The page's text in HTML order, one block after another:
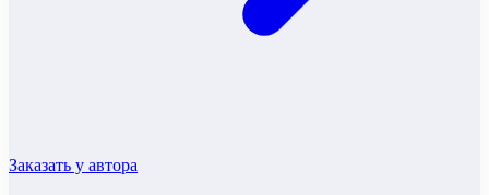
Заказать у автора